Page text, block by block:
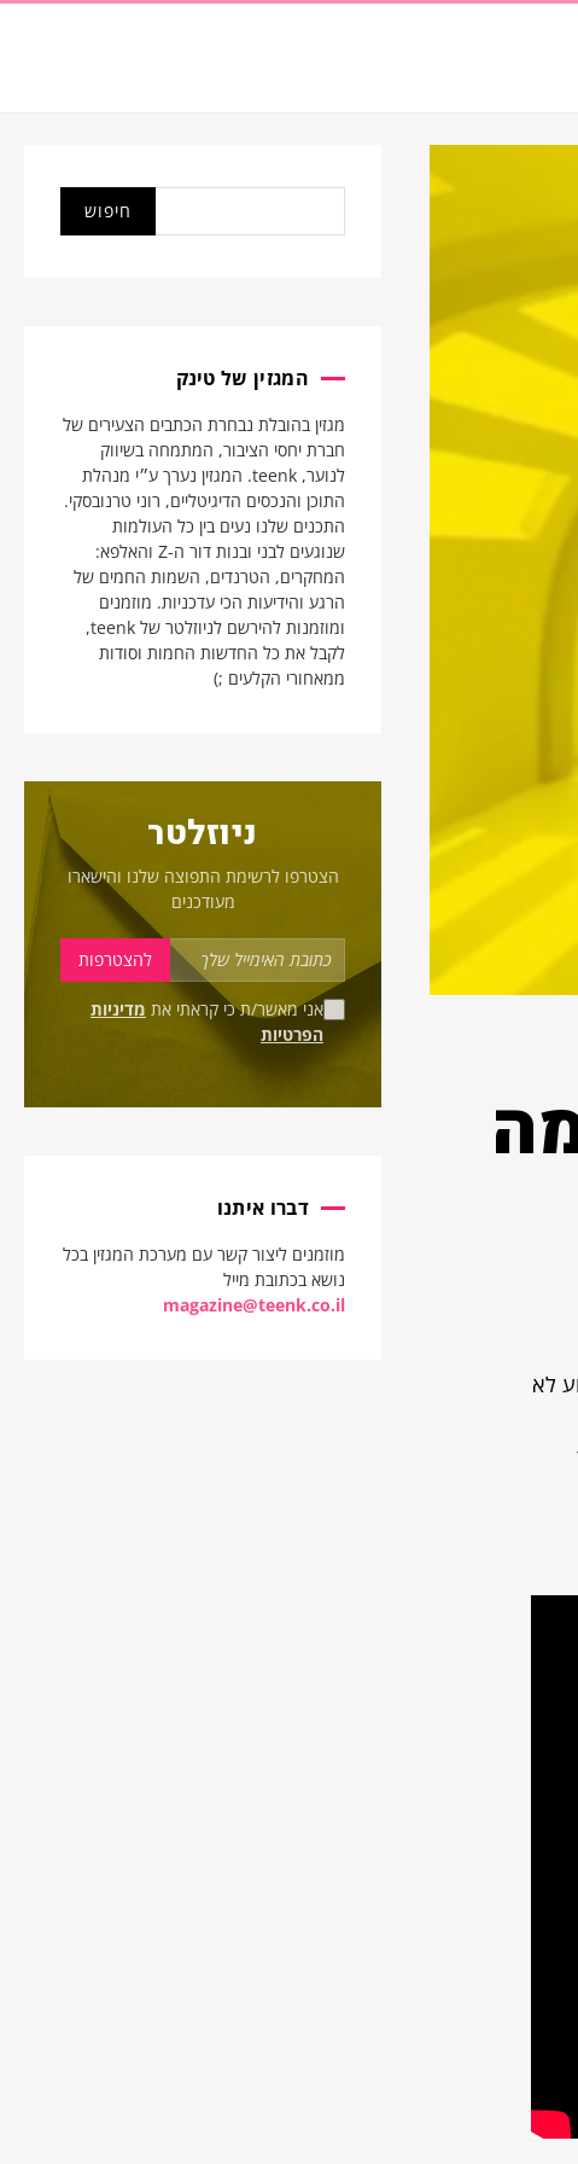
לא
המגזין של טינק
מגזין בהובלת נבחרת הכתבים הצעירים של
חברת יחסי הציבור, המתמחה בשיווק
לנוער, teenk. המגזין נערך ע״י מנהלת
התוכן והנכסים הדיגיטליים, רוני טרנובסקי.
התכנים שלנו נעים בין כל העולמות
שנוגעים לבני ובנות דור ה-Z והאלפא:
המחקרים, הטרנדים, השמות החמים של
הרגע והידיעות הכי עדכניות. מוזמנים
ומוזמנות להירשם לניוזלטר של teenk,
לקבל את כל החדשות החמות וסודות
ממאחורי הקלעים ;)
ניוזלטר
הצטרפו לרשימת התפוצה שלנו והישארו
מעודכנים
אני מאשר/ת כי קראתי את מדיניות
הפרטיות
דברו איתנו
מוזמנים ליצור קשר עם מערכת המגזין בכל
נושא בכתובת מייל
magazine@teenk.co.il